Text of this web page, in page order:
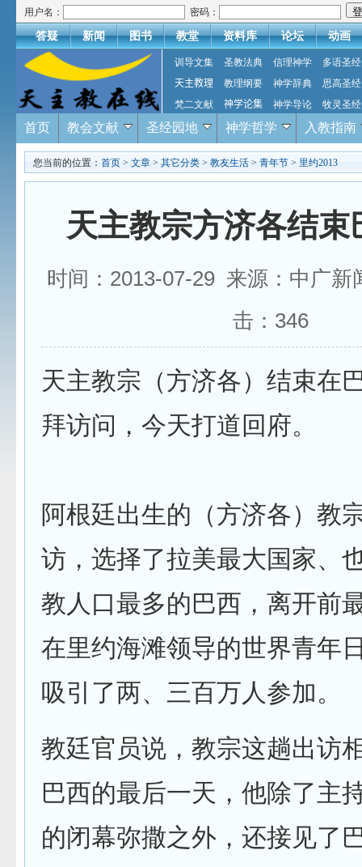
用户名： 密码：
答疑 新闻 图书 教堂 资料库 论坛 动画
训导文集 圣教法典 信理神学
多语圣经
天主教理
教理纲要 神学辞典
思高圣经
梵二文献
神学论集 神学导论 牧灵圣经
首页 教会文献 圣经园地 神学哲学 入教指南
您当前的位置： 首页 > 文章 > 其它分类 > 教友生活 > 青年节 > 里约2013
天主教宗方济各结束
时间：2013-07-29 来源：中广
击： 346
天主教宗（方济各）结束在
拜访问，今天打道回府。
阿根廷出生的（方济各）教
访，选择了拉美最大国家、
教人口最多的巴西，离开前
在里约海滩领导的世界青年
吸引了两、三百万人参加。
教廷官员说，教宗这趟出访
巴西的最后一天，他除了主
的闭幕弥撒之外，还接见了